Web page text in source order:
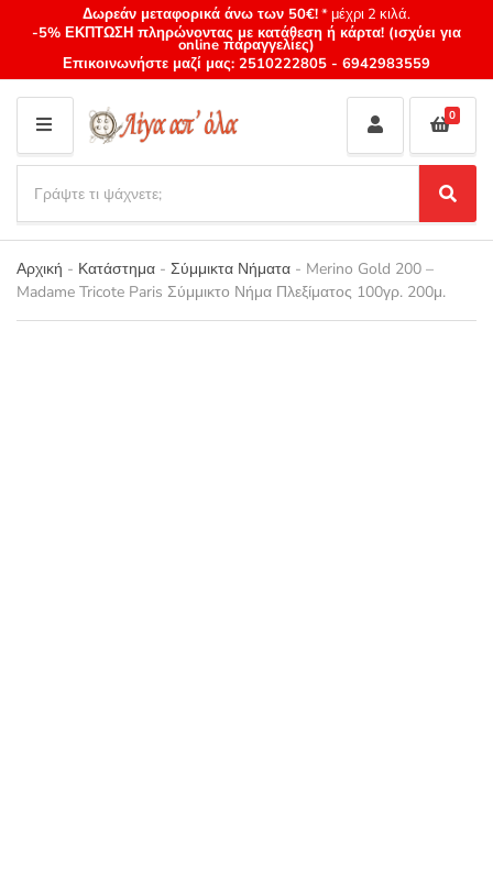
Δωρεάν μεταφορικά άνω των 50€!* μέχρι 2 κιλά.
-5% ΕΚΠΤΩΣΗ πληρώνοντας με κατάθεση ή κάρτα! (ισχύει για
online παραγγελίες)
Επικοινωνήστε μαζί μας: 2510222805 - 6942983559
M
E
N
U
Category
name
a
r
c
h
p
S
e
a
0
Αρχική - Κατάστημα - Σύμμικτα Νήματα - Merino Gold 200 –
Madame Tricote Paris Σύμμικτο Νήμα Πλεξίματος 100γρ. 200μ.